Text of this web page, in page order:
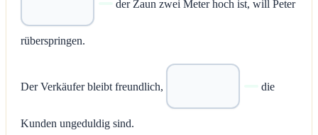
der Zaun zwei Meter hoch ist, will Peter
rüberspringen.
Der Verkäufer bleibt freundlich, die
Kunden ungeduldig sind.